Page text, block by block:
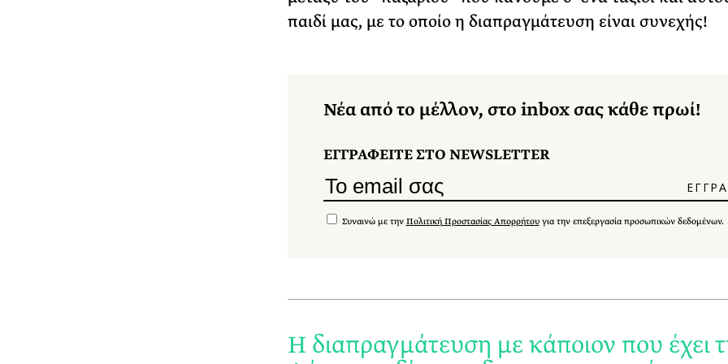
παιδί μας, με το οποίο η διαπραγμάτευση είναι συνεχής!
Νέα από το μέλλον, στο inbox σας κάθε πρωί!
ΕΓΓΡΑΦΕΙΤΕ ΣΤΟ NEWSLETTER
Συναινώ με την Πολιτική Προστασίας Απορρήτουγια την επεξεργασία προσωπικών δεδομένων.
Η διαπραγμάτευση με κάποιον που έχει